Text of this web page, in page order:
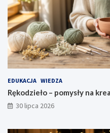
EDUKACJA WIEDZA
Rękodzieło – pomysły na
30 lipca 2026